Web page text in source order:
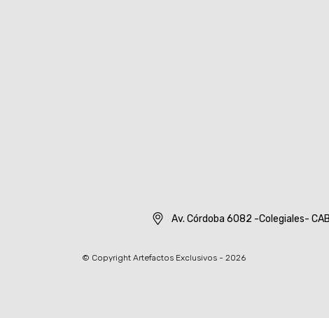
Av. Córdoba 6082 -Colegiales-
© Copyright Artefactos Exclusivos - 2026